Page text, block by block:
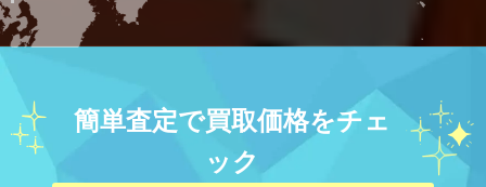
簡単査定で買取価格をチェ
ック